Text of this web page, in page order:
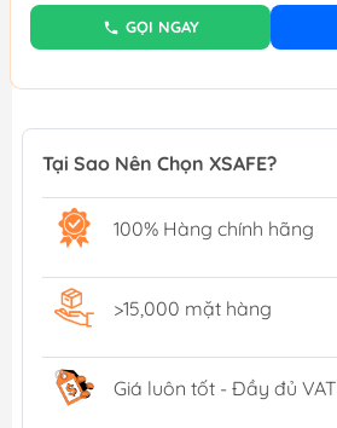
GỌI NGAY
Tại Sao Nên Chọn XSAFE?
100% Hàng chính hãng
>15,000 mặt hàng
Giá luôn tốt - Đầy đủ VAT